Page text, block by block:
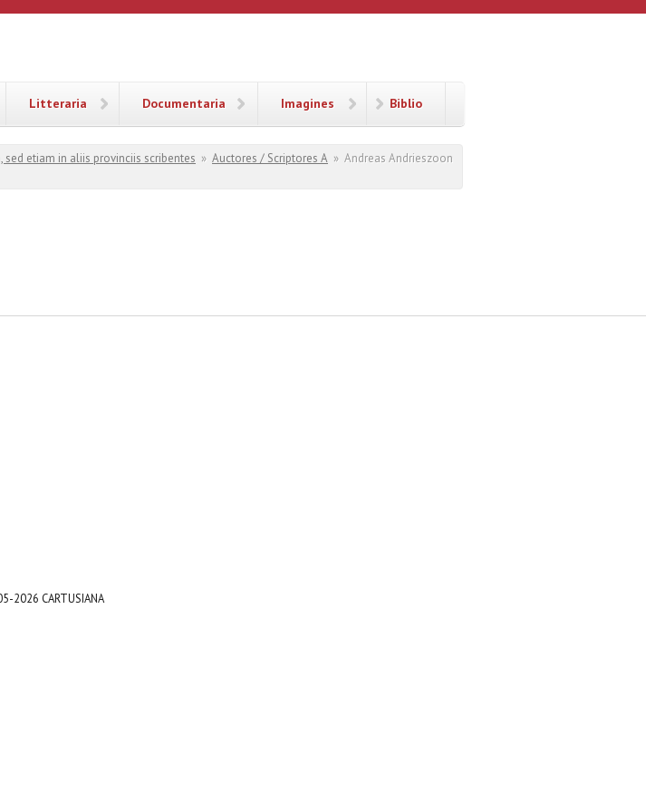
Litteraria Documentaria Imagines Biblio
etiam in aliis provinciis scribentes » Auctores / Scriptores A » Andreas Andrieszoon
2026 CARTUSIANA